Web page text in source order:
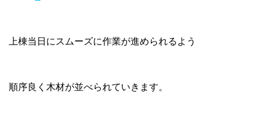
上棟当日にスムーズに作業が進められるよう
順序良く木材が並べられていきます。